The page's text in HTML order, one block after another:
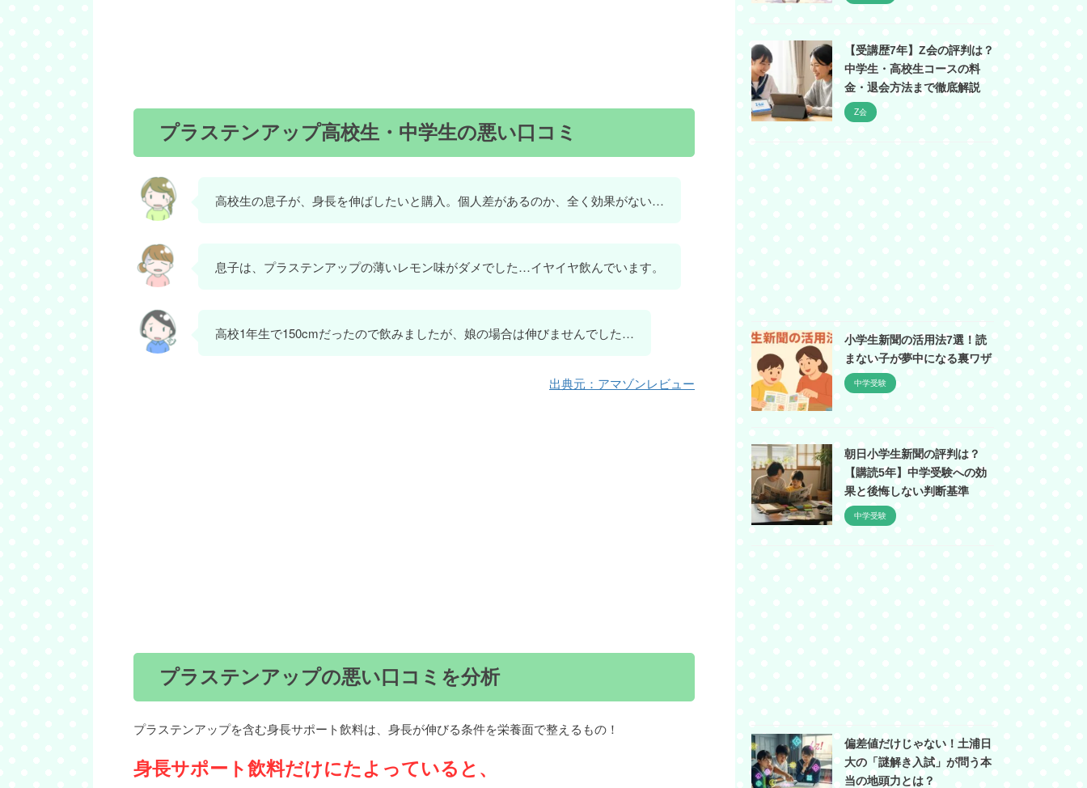
プラステンアップ高校生・中学生の悪い口コミ
高校生の息子が、身長を伸ばしたいと購入。個人差があるのか、全く効果がない…
息子は、プラステンアップの薄いレモン味がダメでした…イヤイヤ飲んでいます。
高校1年生で150cmだったので飲みましたが、娘の場合は伸びませんでした…
出典元：アマゾンレビュー
プラステンアップの悪い口コミを分析
プラステンアップを含む身長サポート飲料は、身長が伸びる条件を栄養面で整えるもの！
身長サポート飲料だけにたよっていると、
【受講歴7年】Z会の評判は？
中学生・高校生コースの料
金・退会方法まで徹底解説
Z会
小学生新聞の活用法7選！読
まない子が夢中になる裏ワザ
中学受験
朝日小学生新聞の評判は？
【購読5年】中学受験への効
果と後悔しない判断基準
中学受験
偏差値だけじゃない！土浦日
大の「謎解き入試」が問う本
当の地頭力とは？